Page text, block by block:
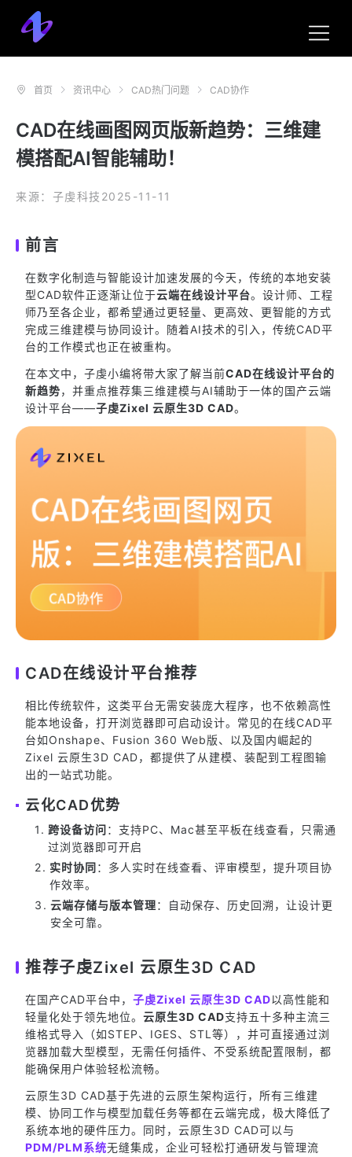
首页 资讯中心 CAD热门问题 CAD协作
CAD在线画图网页版新趋势：三维建
模搭配AI智能辅助！
来源：子虔科技 2025-11-11
前言
在数字化制造与智能设计加速发展的今天，传统的本地安装
型CAD软件正逐渐让位于云端在线设计平台。设计师、工程
师乃至各企业，都希望通过更轻量、更高效、更智能的方式
完成三维建模与协同设计。随着AI技术的引入，传统CAD平
台的工作模式也正在被重构。
在本文中，子虔小编将带大家了解当前CAD在线设计平台的
新趋势，并重点推荐集三维建模与AI辅助于一体的国产云端
设计平台——子虔Zixel 云原生3D CAD。
CAD在线设计平台推荐
相比传统软件，这类平台无需安装庞大程序，也不依赖高性
能本地设备，打开浏览器即可启动设计。常见的在线CAD平
台如Onshape、Fusion 360 Web版、以及国内崛起的
Zixel 云原生3D CAD，都提供了从建模、装配到工程图输
出的一站式功能。
云化CAD优势
跨设备访问 ：支持PC、Mac甚至平板在线查看，只需通
过浏览器即可开启
实时协同：多人实时在线查看、评审模型，提升项目协
作效率。
云端存储与版本管理：自动保存、历史回溯，让设计更
安全可靠。
推荐子虔Zixel 云原生3D CAD
在国产CAD平台中， 子虔Zixel 云原生3D CAD以高性能和
轻量化处于领先地位。 云原生3D CAD支持五十多种主流三
维格式导入（如STEP、IGES、STL等），并可直接通过浏
览器加载大型模型，无需任何插件、不受系统配置限制，都
能确保用户体验轻松流畅。
云原生3D CAD基于先进的云原生架构运行，所有三维建
模、协同工作与模型加载任务等都在云端完成，极大降低了
系统本地的硬件压力。同时，云原生3D CAD可以与
PDM/PLM系统无缝集成，企业可轻松打通研发与管理流